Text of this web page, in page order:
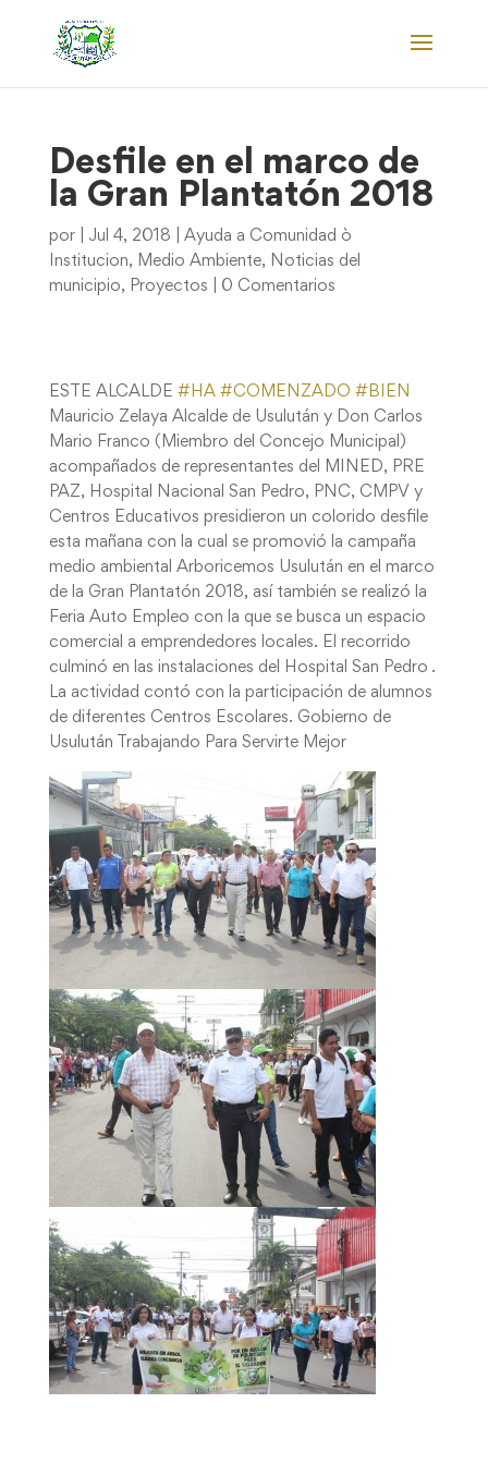
Desfile en el marco de
la Gran Plantatón 2018
por Jul 4, 2018
Ayuda a Comunidad ò
Institucion, Medio Ambiente,
Noticias del
municipio, Proyectos 0 Comentarios
ESTE ALCALDE # HA #COMENZADO # BIEN
Mauricio Zelaya Alcalde de Usulután y Don Carlos
Mario Franco (Miembro del Concejo Municipal)
acompañados de representantes del MINED, PRE
PAZ, Hospital Nacional San Pedro, PNC, CMPV y
Centros Educativos presidieron un colorido desfile
esta mañana con la cual se promovió la campaña
medio ambiental Arboricemos Usulután en el marco
de la Gran Plantatón 2018, así también se realizó la
Feria Auto Empleo con la que se busca un espacio
comercial a emprendedores locales. El recorrido
culminó en las instalaciones del Hospital San Pedro .
La actividad contó con la participación de alumnos
de diferentes Centros Escolares. Gobierno de
Usulután Trabajando Para Servirte Mejor